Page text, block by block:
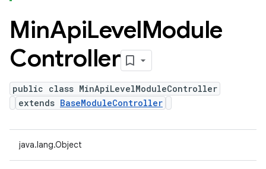
MinApiLevelModule
Controller
public class MinApiLevelModuleController
extends BaseModuleController
java.lang.Object